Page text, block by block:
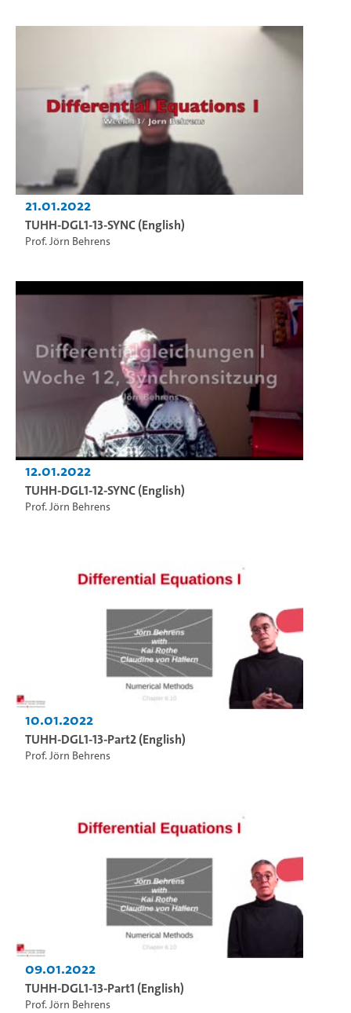
21.01.2022
TUHH-DGL1-13-SYNC (English)
Prof. Jörn Behrens
12.01.2022
TUHH-DGL1-12-SYNC (English)
Prof. Jörn Behrens
10.01.2022
TUHH-DGL1-13-Part2 (English)
Prof. Jörn Behrens
09.01.2022
TUHH-DGL1-13-Part1 (English)
Prof. Jörn Behrens